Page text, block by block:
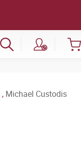
, Michael Custodis